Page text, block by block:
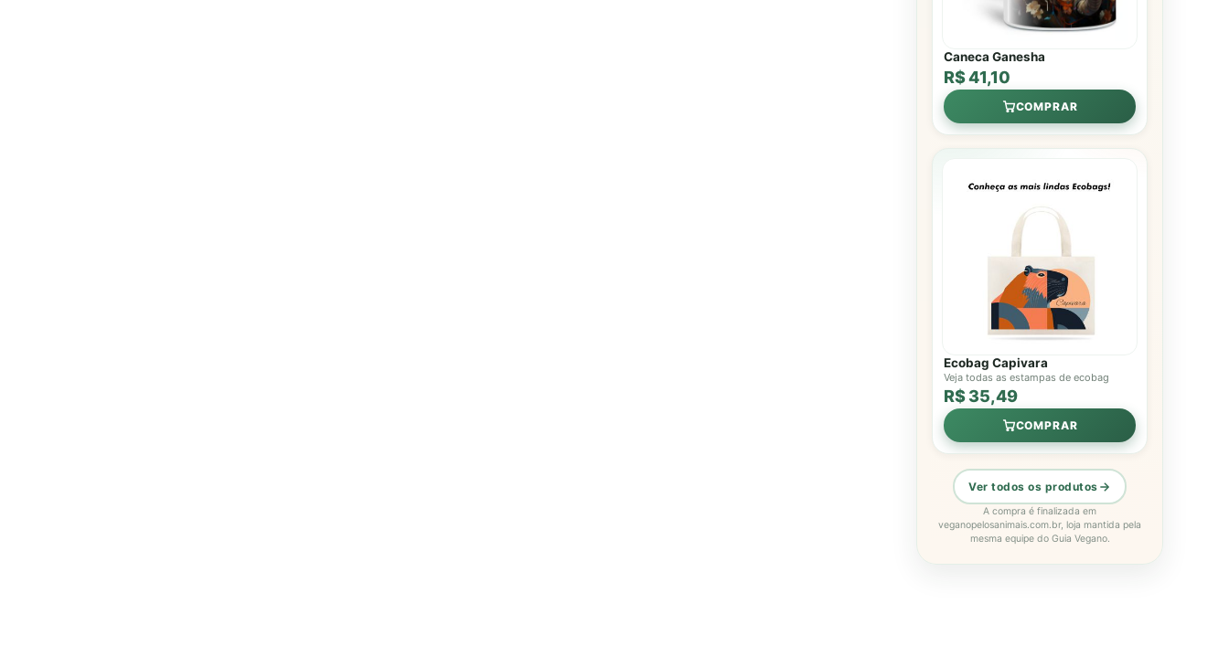
Caneca Ganesha
R$ 41,10
COMPRAR
Ecobag Capivara
Veja todas as estampas de ecobag
R$ 35,49
COMPRAR
Ver todos os produtos
A compra é finalizada em
veganopelosanimais.com.br, loja mantida pela
mesma equipe do Guia Vegano.